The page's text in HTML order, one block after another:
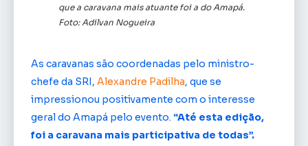
que a caravana mais atuante foi a do Amapá.
Foto: Adilvan Nogueira
As caravanas são coordenadas pelo ministro-
chefe da SRI, Alexandre Padilha, que se
impressionou positivamente com o interesse
geral do Amapá pelo evento. “Até esta edição,
foi a caravana mais participativa de todas”.